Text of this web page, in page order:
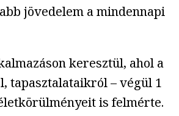
jövedelem a mindennapi
keresztül, ahol a
tapasztalataikról – végül 1
is felmérte.